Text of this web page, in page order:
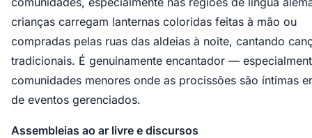
crianças carregam lanternas coloridas feitas à mão ou
compradas pelas ruas das aldeias à noite, cantando
tradicionais. É genuinamente encantador —
comunidades menores onde as procissões são íntimas
de eventos gerenciados.
Assembleias ao ar livre e discursos